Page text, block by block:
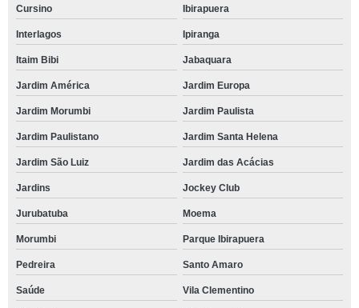
Cursino Ibirapuera
Interlagos Ipiranga
Itaim Bibi Jabaquara
Jardim América Jardim Europa
Jardim Morumbi Jardim Paulista
Jardim Paulistano Jardim Santa Helena
Jardim São Luiz Jardim das Acácias
Jardins Jockey Club
Jurubatuba Moema
Morumbi Parque Ibirapuera
Pedreira Santo Amaro
Saúde Vila Clementino